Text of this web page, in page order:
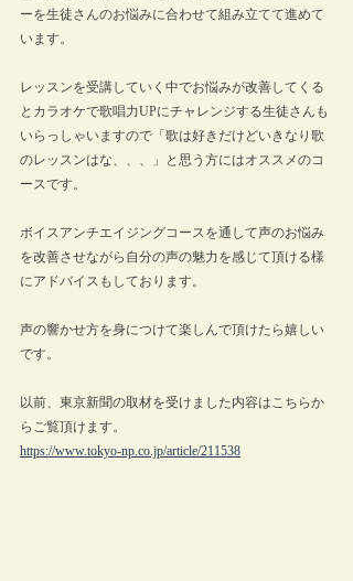
ーを生徒さんのお悩みに合わせて組み立てて進めて
います。
レッスンを受講していく中でお悩みが改善してくる
とカラオケで歌唱力UPにチャレンジする生徒さんも
いらっしゃいますので「歌は好きだけどいきなり歌
のレッスンはな、、、」と思う方にはオススメのコ
ースです。
ボイスアンチエイジングコースを通して声のお悩み
を改善させながら自分の声の魅力を感じて頂ける様
にアドバイスもしております。
声の響かせ方を身につけて楽しんで頂けたら嬉しい
です。
以前、東京新聞の取材を受けました内容はこちらか
らご覧頂けます。
https://www.tokyo-np.co.jp/article/211538